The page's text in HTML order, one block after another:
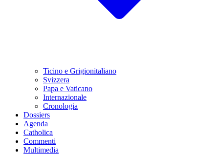
Ticino e Grigionitaliano
Svizzera
Papa e Vaticano
Internazionale
Cronologia
Dossiers
Agenda
Catholica
Commenti
Multimedia